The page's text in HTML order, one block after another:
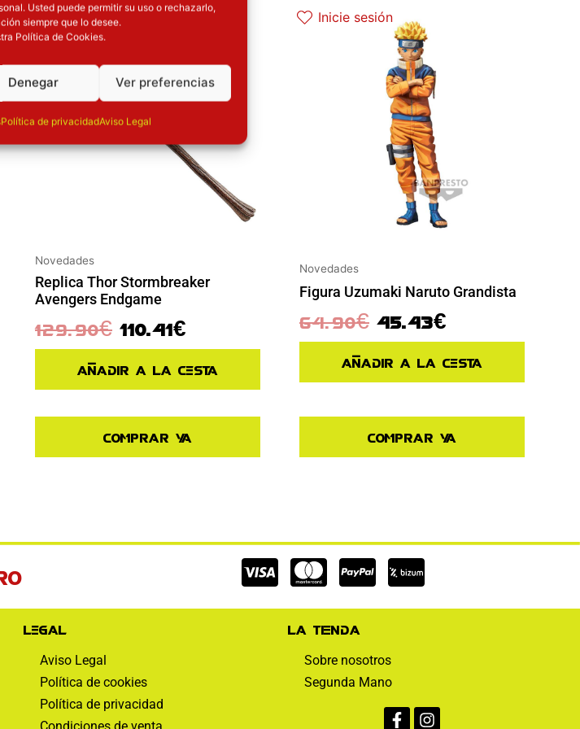
Usted puede permitir su uso o rechazarlo,
siempre que lo desee.
Política de Cookies.
Denegar Ver preferencias
Política de privacidadAviso Legal
Inicie sesión
Novedades
Replica Thor Stormbreaker
Avengers Endgame
129.90€ 110.41€
Añadir a la cesta
Comprar ya
Inicie sesión
Novedades
Figura Uzumaki Naruto Grandista
64.90€ 45.43€
Añadir a la cesta
Comprar ya
Cc-
visa
Cc-
mastercard
Cc-
paypal
Legal
Aviso Legal
Política de cookies
Política de privacidad
La tienda
Sobre nosotros
Segunda Mano
f